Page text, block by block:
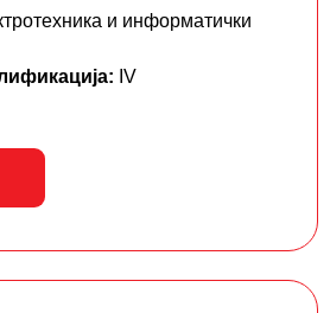
и информатички
IV